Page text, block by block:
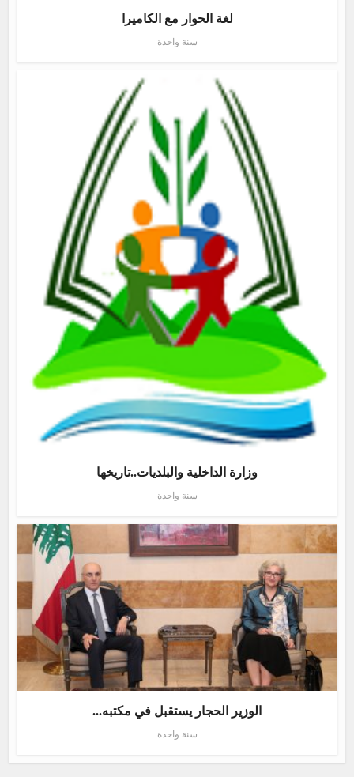
لغة الحوار مع الكاميرا
سنة واحدة
وزارة الداخلية والبلديات..تاريخها
سنة واحدة
الوزير الحجار يستقبل في مكتبه...
سنة واحدة